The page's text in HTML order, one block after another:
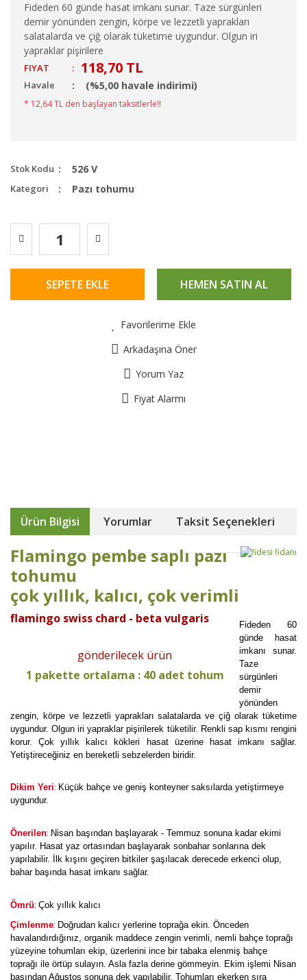
Fideden 60 günde hasat imkanı sunar. Taze sürgünleri
demir yönünden zengin, körpe ve lezzetli yaprakları
salatalarda ve çiğ olarak tüketime uygundur. Olgun iri
yapraklar pişirilere
FIYAT : 118,70 TL
Havale (%5,00 havale indirimi)
* 12,64 TL den başlayan taksitlerle!!
Stok Kodu 526 V
Kategori Pazı tohumu
SEPETE EKLE HEMEN SATIN AL
Favorilerime Ekle
Arkadaşına Öner
Yorum Yaz
Fiyat Alarmı
Ürün Bilgisi Yorumlar Taksit Seçenekleri
Flamingo pembe saplı pazı
tohumu
çok yıllık, kalıcı, çok verimli
flamingo swiss chard - beta vulgaris
gönderilecek ürün
1 pakette ortalama : 40 adet tohum
Fideden 60
günde hasat
imkanı sunar.
Taze
sürgünleri
demir
yönünden
zengin, körpe ve lezzetli yaprakları salatalarda ve çiğ olarak tüketime
uygundur. Olgun iri yapraklar pişirilerek tüketilir. Renkli sap kısmı rengini
korur. Çok yıllık kalıcı kökleri hasat üzerine hasat imkanı sağlar.
Yetiştireceğiniz en bereketli sebzelerden biridir.
Dikim Yeri: Küçük bahçe ve geniş konteyner saksılarda yetiştirmeye
uygundur.
Önerilen: Nisan başından başlayarak - Temmuz sonuna kadar ekimi
yapılır. Hasat yaz ortasından başlayarak sonbahar sonlarına dek
yapılabilir. İlk kışını geçiren bitkiler şaşılacak derecede erkenci olup,
bahar başında hasat imkanı sağlar.
Ömrü: Çok yıllık kalıcı
Çimlenme: Doğrudan kalıcı yerlerine toprağa ekin. Önceden
havalandırdığınız, organik maddece zengin verimli, nemli bahçe toprağı
yüzeyine tohumları ekip, üzerlerini ince bir tabaka elenmiş bahçe
toprağı ile örtüp sulayın. Asla fazla derine gömmeyin. Ekim işlemi Nisan
başından Ağustos sonuna dek yapılabilir. Tohumları ekerken sıra